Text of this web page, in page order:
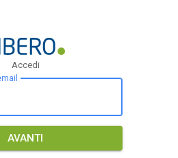
Accedi
AVANTI